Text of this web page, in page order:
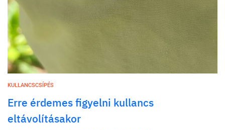
KULLANCSCSÍPÉS
Erre érdemes figyelni kullancs
eltávolításakor